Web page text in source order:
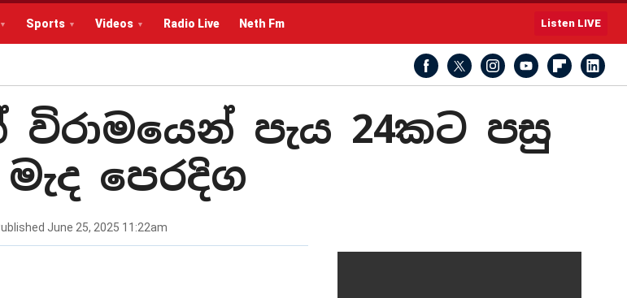
Sports Videos Radio Live Neth Fm Listen LIVE
විරාමයෙන් පැය 24කට පසු
මැද පෙරදිග
June 25, 2025 11:22am